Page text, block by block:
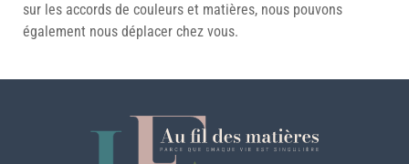
sur les accords de couleurs et matières, nous pouvons
également nous déplacer chez vous.